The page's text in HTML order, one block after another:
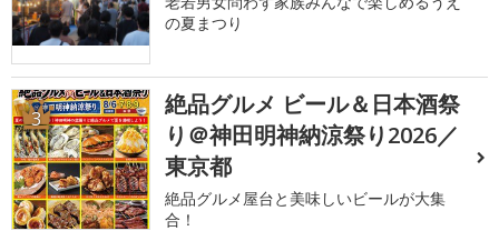
の夏まつり
3
絶品グルメ ビール＆日本酒祭
り＠神田明神納涼祭り2026／
東京都
絶品グルメ屋台と美味しいビールが大集
合！